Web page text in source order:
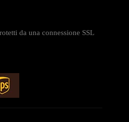
da una connessione SSL